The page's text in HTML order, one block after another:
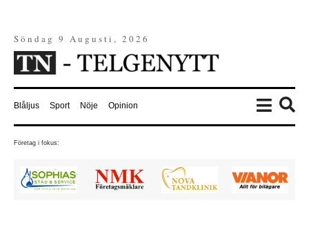
Söndag 9 Augusti, 2026
Blåljus Sport Nöje Opinion
Företag i fokus: